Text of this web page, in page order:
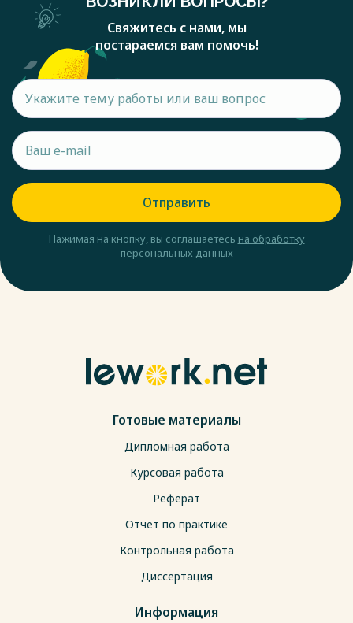
Свяжитесь с нами, мы
постараемся вам помочь!
Отправить
Нажимая на кнопку, вы соглашаетесь на обработку
персональных данных
Готовые материалы
Дипломная работа
Курсовая работа
Реферат
Отчет по практике
Контрольная работа
Диссертация
Информация